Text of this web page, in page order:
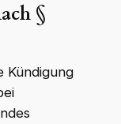
§
Kündigung